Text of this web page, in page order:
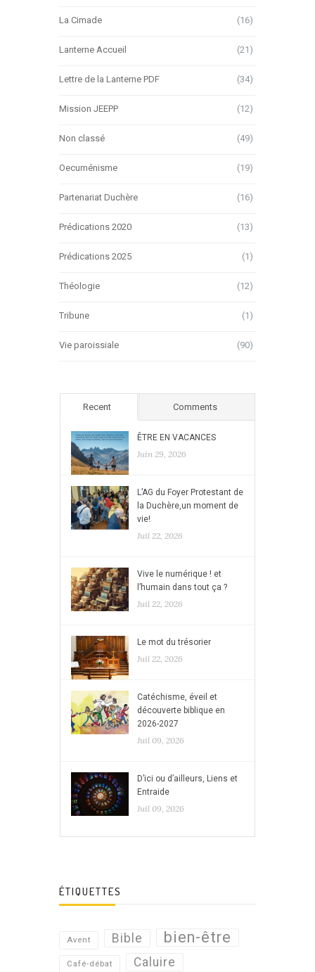
La Cimade (16)
Lanterne Accueil (21)
Lettre de la Lanterne PDF (34)
Mission JEEPP (12)
Non classé (49)
Oecuménisme (19)
Partenariat Duchère (16)
Prédications 2020 (13)
Prédications 2025 (1)
Théologie (12)
Tribune (1)
Vie paroissiale (90)
Recent Comments
ÊTRE EN VACANCES
Juin 29, 2026
L’AG du Foyer Protestant de
la Duchère,un moment de
vie!
Juil 22, 2026
Vive le numérique ! et
l’humain dans tout ça ?
Juil 22, 2026
Le mot du trésorier
Juil 22, 2026
Catéchisme, éveil et
découverte biblique en
2026-2027
Juil 09, 2026
D’ici ou d’ailleurs, Liens et
Entraide
Juil 09, 2026
ÉTIQUETTES
Avent Bible bien-être
Café-débat Caluire